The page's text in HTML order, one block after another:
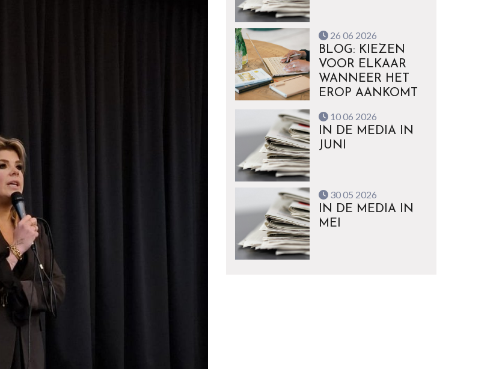
26 06 2026
BLOG: KIEZEN
VOOR ELKAAR
WANNEER HET
EROP AANKOMT
10 06 2026
IN DE MEDIA IN
JUNI
30 05 2026
IN DE MEDIA IN
MEI